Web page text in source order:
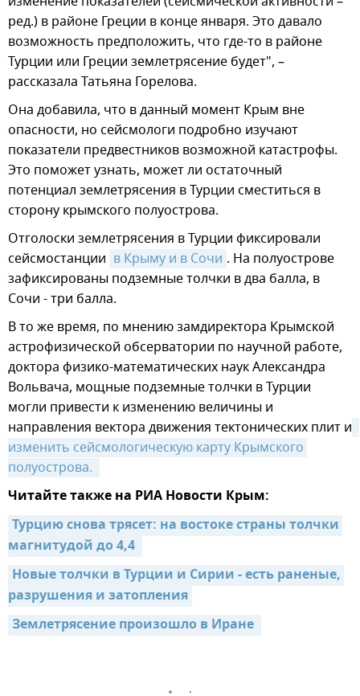
ред.) в районе Греции в конце января. Это давало
возможность предположить, что где-то в районе
Турции или Греции землетрясение будет", –
рассказала Татьяна Горелова.
Она добавила, что в данный момент Крым вне
опасности, но сейсмологи подробно изучают
показатели предвестников возможной катастрофы.
Это поможет узнать, может ли остаточный
потенциал землетрясения в Турции сместиться в
сторону крымского полуострова.
Отголоски землетрясения в Турции фиксировали
сейсмостанции в Крыму и в Сочи . На полуострове
зафиксированы подземные толчки в два балла, в
Сочи - три балла.
В то же время, по мнению замдиректора Крымской
астрофизической обсерватории по научной работе,
доктора физико-математических наук Александра
Вольвача, мощные подземные толчки в Турции
могли привести к изменению величины и
направления вектора движения тектонических плит и
изменить сейсмологическую карту Крымского
полуострова.
Читайте также на РИА Новости Крым:
Турцию снова трясет: на востоке страны толчки
магнитудой до 4,4
Новые толчки в Турции и Сирии - есть раненые,
разрушения и затопления
Землетрясение произошло в Иране